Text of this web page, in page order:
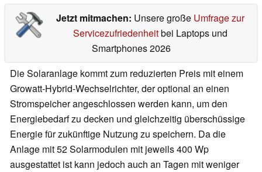
Jetzt mitmachen: Unsere große Umfrage zur
Servicezufriedenheitbei Laptops und
Smartphones 2026
Die Solaranlage kommt zum reduzierten Preis mit einem
Growatt-Hybrid-Wechselrichter, der optional an einen
Stromspeicher angeschlossen werden kann, um den
Energiebedarf zu decken und gleichzeitig überschüssige
Energie für zukünftige Nutzung zu speichern. Da die
Anlage mit 52 Solarmodulen mit jeweils 400 Wp
ausgestattet ist kann jedoch auch an Tagen mit weniger